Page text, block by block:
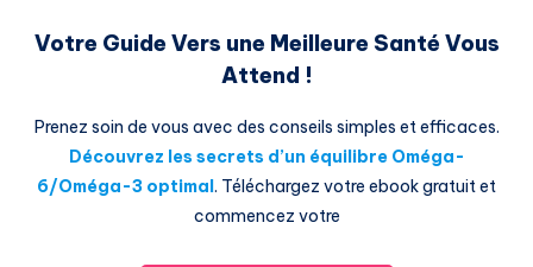
Votre Guide Vers une Meilleure Santé Vous
Attend !
Prenez soin de vous avec des conseils simples et efficaces.
Découvrez les secrets d’un équilibre Oméga-
6/Oméga-3 optimal. Téléchargez votre ebook gratuit et
commencez votre